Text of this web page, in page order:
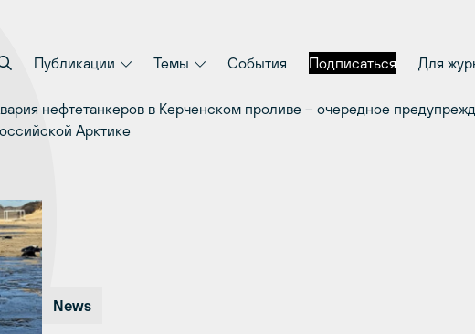
Публикации Темы События Подписаться Для
нефтетанкеров в Керченском проливе – очередное
Арктике
News